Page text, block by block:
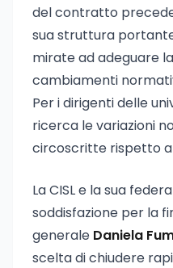
del contratto
sua struttura
mirate ad adeguare
cambiamenti
Per i dirigenti delle
ricerca le variazioni
circoscritte rispetto
La CISL e la sua
soddisfazione per la
generale Daniela
scelta di chiudere